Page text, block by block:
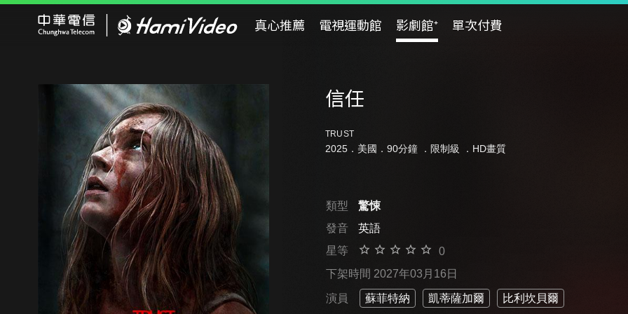
真心推薦 電視運動館 影劇館⁺ 單次付費
信任
TRUST
2025．美國．90分鐘 ． 限制級 ．HD畫質
類型
驚悚
發音
英語
星等
0
下架時間 2027年03月16日
演員 蘇菲特納 凱蒂薩加爾 比利坎貝爾